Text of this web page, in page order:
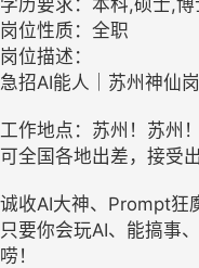
岗位性质：全职
岗位描述：
急招AI能人｜苏州神仙
工作地点：苏州！苏州！
可全国各地出差，接受
诚收AI大神、Prompt狂
只要你会玩AI、能搞事
唠！